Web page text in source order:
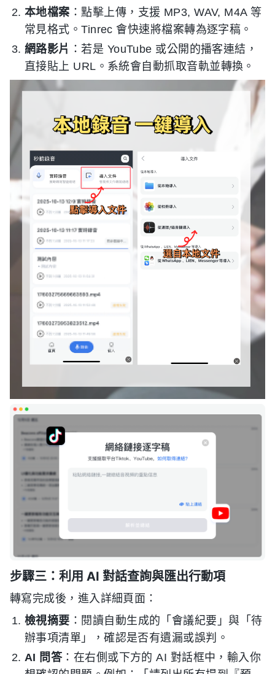
本地檔案 ：點擊上傳，支援 MP3, WAV, M4A 等
常見格式。Tinrec 會快速將檔案轉為逐字稿。
網路影片 ：若是 YouTube 或公開的播客連結，
直接貼上 URL。系統會自動抓取音軌並轉換。
步驟三：利用 AI 對話查詢與匯出行動項
轉寫完成後，進入詳細頁面：
檢視摘要 ：閱讀自動生成的「會議紀要」與「待
辦事項清單」，確認是否有遺漏或誤判。
AI 問答：在右側或下方的 AI 對話框中，輸入你